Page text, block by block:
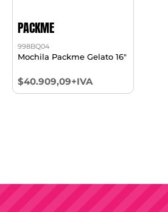
PACKME
998BQ04
Mochila Packme Gelato 16"
$40.909,09+IVA